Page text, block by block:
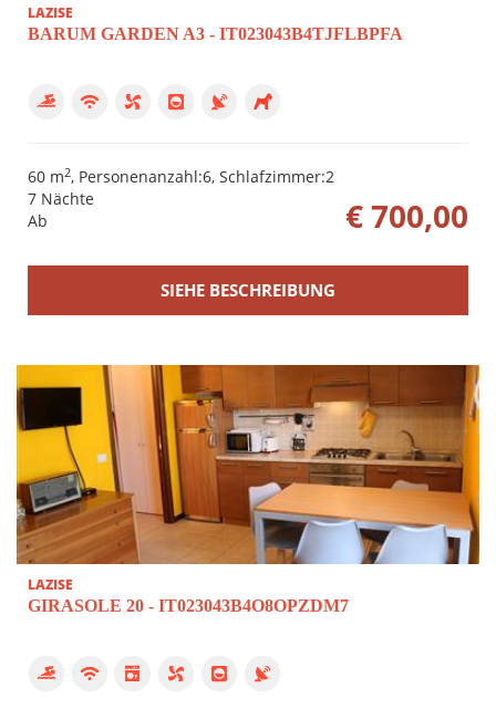
LAZISE
BARUM GARDEN A3 - IT023043B4TJFLBPFA
60 m2, Personenanzahl:6, Schlafzimmer:2
€ 700,00
7 Nächte
Ab
SIEHE BESCHREIBUNG
LAZISE
GIRASOLE 20 - IT023043B4O8OPZDM7